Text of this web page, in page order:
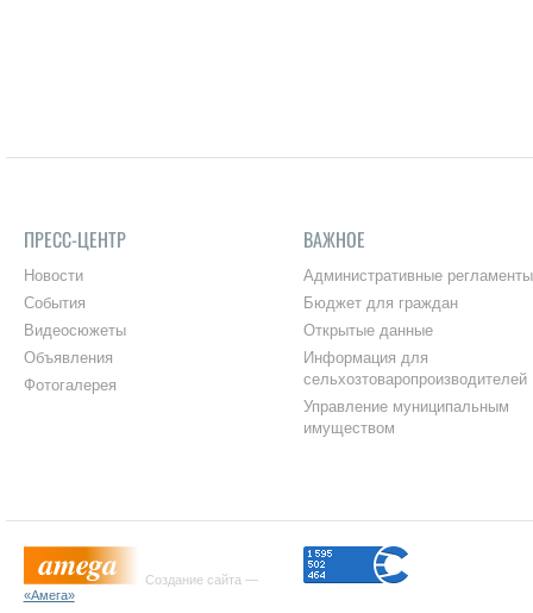
ПРЕСС-ЦЕНТР
Новости
События
Видеосюжеты
Объявления
Фотогалерея
ВАЖНОЕ
Административные регламенты
Бюджет для граждан
Открытые данные
Информация для
сельхозтоваропроизводителей
Управление муниципальным
имуществом
Создание сайта —
«Амега»